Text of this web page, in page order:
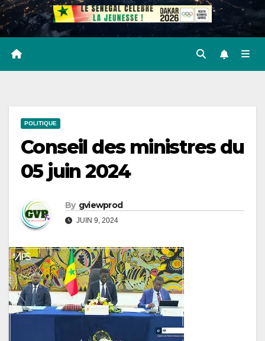
POLITIQUE
Conseil des ministres du
05 juin 2024
By gviewprod
JUIN 9, 2024